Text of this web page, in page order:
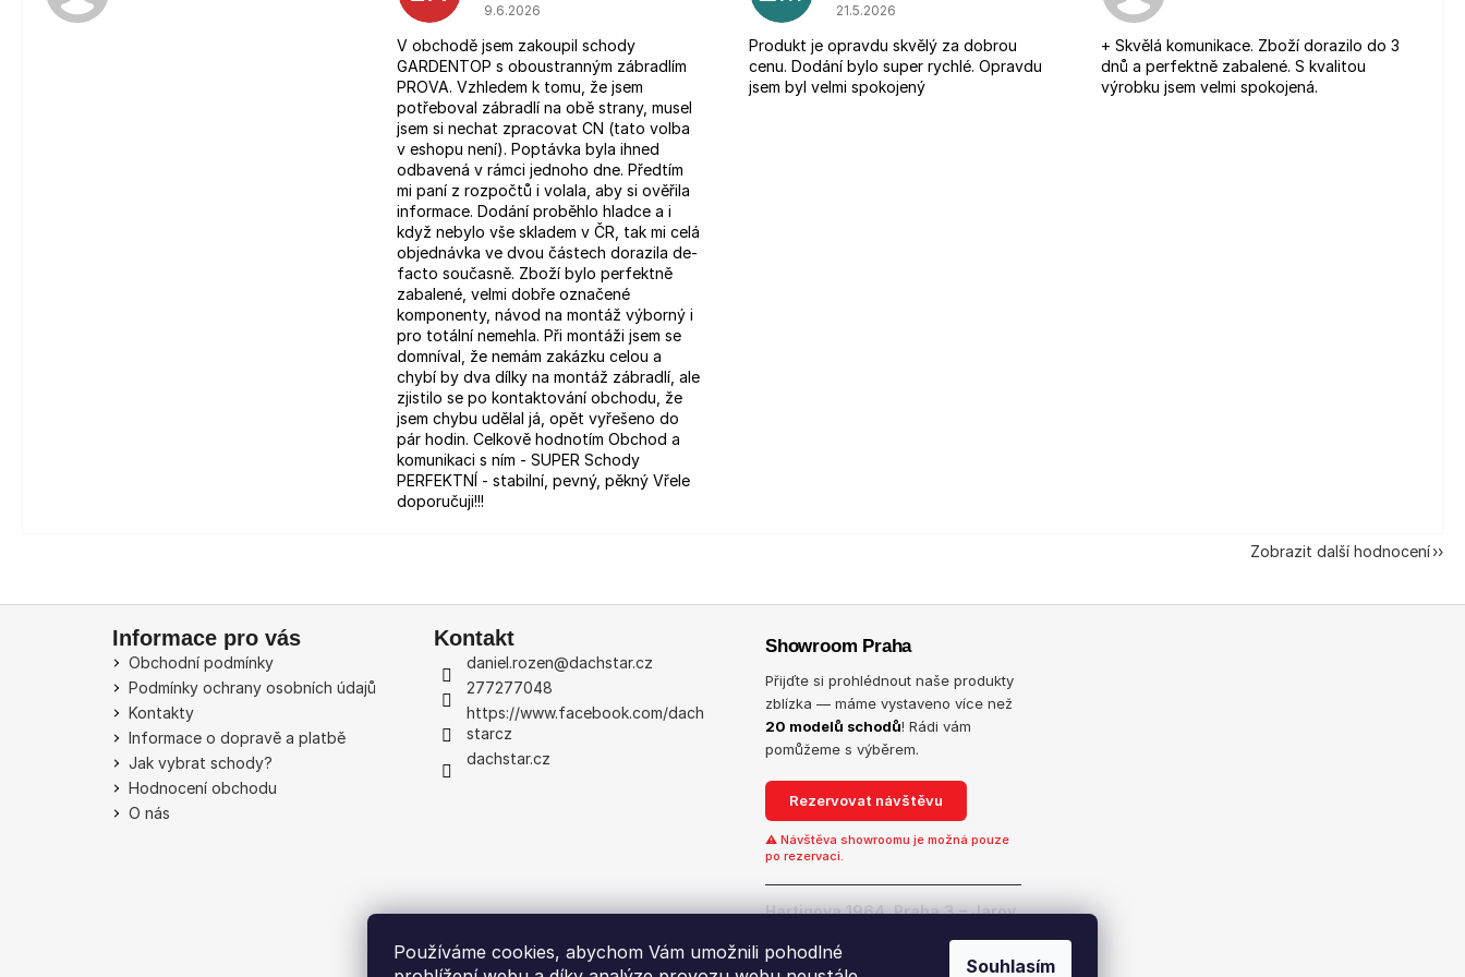
Používáme cookies, abychom Vám umožnili pohodlné
Souhlasím
Hodnocení obchodu je 5 z 5 hvězdiček.
9.6.2026
V obchodě jsem zakoupil schody
GARDENTOP s oboustranným zábradlím
PROVA. Vzhledem k tomu, že jsem
potřeboval zábradlí na obě strany, musel
jsem si nechat zpracovat CN (tato volba
v eshopu není). Poptávka byla ihned
odbavená v rámci jednoho dne. Předtím
mi paní z rozpočtů i volala, aby si ověřila
informace. Dodání proběhlo hladce a i
když nebylo vše skladem v ČR, tak mi celá
objednávka ve dvou částech dorazila de-
facto současně. Zboží bylo perfektně
zabalené, velmi dobře označené
komponenty, návod na montáž výborný i
pro totální nemehla. Při montáži jsem se
domníval, že nemám zakázku celou a
chybí by dva dílky na montáž zábradlí, ale
zjistilo se po kontaktování obchodu, že
jsem chybu udělal já, opět vyřešeno do
pár hodin. Celkově hodnotím Obchod a
komunikaci s ním - SUPER Schody
PERFEKTNÍ - stabilní, pevný, pěkný Vřele
doporučuji!!!
Hodnocení obchodu je 5 z 5 hvězdiček.
21.5.2026
Produkt je opravdu skvělý za dobrou
cenu. Dodání bylo super rychlé. Opravdu
jsem byl velmi spokojený
+ Skvělá komunikace. Zboží dorazilo do 3
dnů a perfektně zabalené. S kvalitou
výrobku jsem velmi spokojená.
Zobrazit další hodnocení
Informace pro vás
Obchodní podmínky
Podmínky ochrany osobních údajů
Kontakty
Informace o dopravě a platbě
Jak vybrat schody?
Hodnocení obchodu
O nás
Kontakt
daniel.rozen@dachstar.cz
277277048
https://www.facebook.com/dach
starcz
dachstar.cz
Showroom Praha
Přijďte si prohlédnout naše produkty
zblízka — máme vystaveno více než
20 modelů schodů! Rádi vám
pomůžeme s výběrem.
Rezervovat návštěvu
⚠ Návštěva showroomu je možná pouze
po rezervaci.
Hartigova 1964, Praha 3 – Jarov